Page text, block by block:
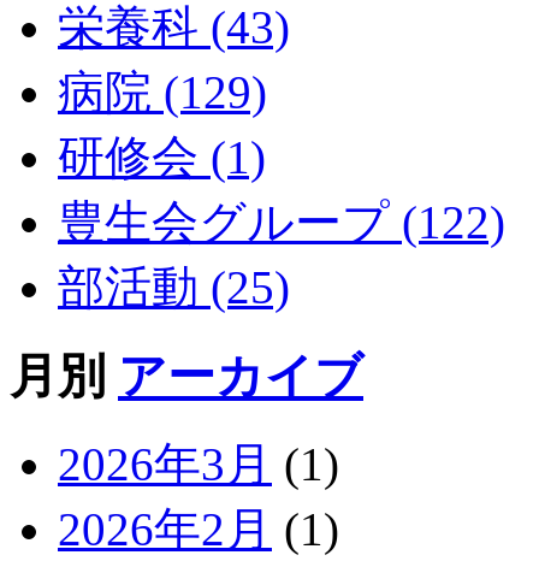
栄養科 (43)
病院 (129)
研修会 (1)
豊生会グループ (122)
部活動 (25)
月別 アーカイブ
2026年3月 (1)
2026年2月 (1)